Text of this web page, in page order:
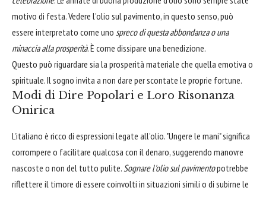
motivo di festa. Vedere l'olio sul pavimento, in questo senso, può
essere interpretato come uno spreco di questa abbondanza o una
minaccia alla prosperità. È come dissipare una benedizione.
Questo può riguardare sia la prosperità materiale che quella emotiva o
spirituale. Il sogno invita a non dare per scontate le proprie fortune.
Modi di Dire Popolari e Loro Risonanza
Onirica
L'italiano è ricco di espressioni legate all'olio. "Ungere le mani" significa
corrompere o facilitare qualcosa con il denaro, suggerendo manovre
nascoste o non del tutto pulite. Sognare l'olio sul pavimentopotrebbe
riflettere il timore di essere coinvolti in situazioni simili o di subirne le